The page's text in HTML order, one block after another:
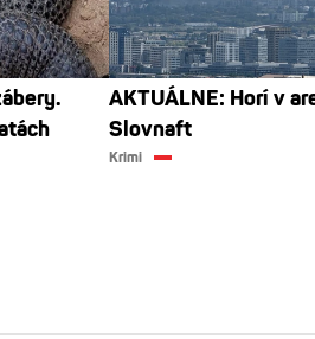
AKTUÁLNE: Horí v
Slovnaft
Krimi